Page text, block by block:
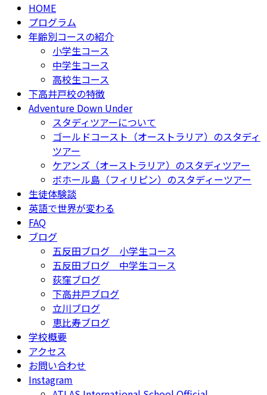
HOME
プログラム
年齢別コースの紹介
小学生コース
中学生コース
高校生コース
下高井戸校の特徴
Adventure Down Under
スタディツアーについて
ゴールドコースト（オーストラリア）のスタディ
ツアー
ケアンズ（オーストラリア）のスタディツアー
ボホール島（フィリピン）のスタディーツアー
生徒体験談
英語で世界が変わる
FAQ
ブログ
五反田ブログ 小学生コース
五反田ブログ 中学生コース
荻窪ブログ
下高井戸ブログ
立川ブログ
恵比寿ブログ
学校概要
アクセス
お問い合わせ
Instagram